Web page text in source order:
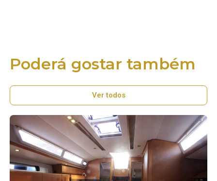
Poderá gostar também
Ver todos